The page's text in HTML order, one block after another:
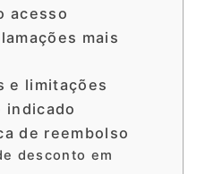
acesso
mais
e limitações
indicado
de reembolso
desconto em